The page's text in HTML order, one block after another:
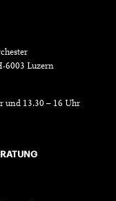
6003 Luzern
und 13.30 – 16 Uhr